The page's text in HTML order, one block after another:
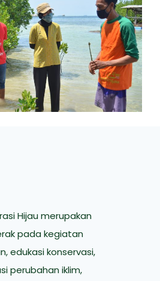
Hijau merupakan
pada kegiatan
edukasi konservasi,
perubahan iklim,